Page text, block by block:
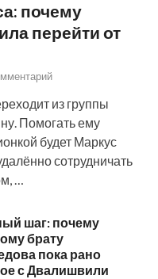
почему
перейти от
из группы
Помогать ему
будет Маркус
сотрудничать
…
шаг: почему
брату
пока рано
с Двалишвили